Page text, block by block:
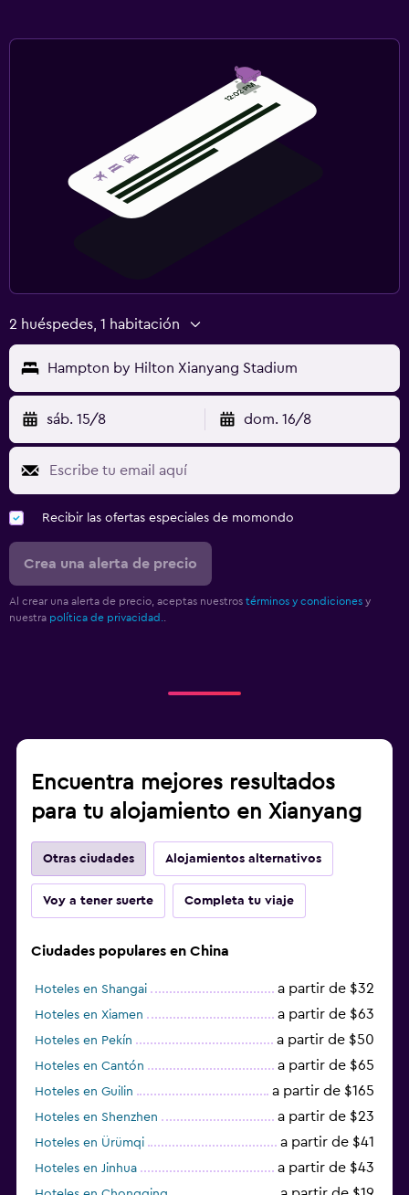
2 huéspedes, 1 habitación
Hampton by Hilton Xianyang Stadium
sáb. 15/8 dom. 16/8
Recibir las ofertas especiales de momondo
Crea una alerta de precio
Al crear una alerta de precio, aceptas nuestros términos y condiciones y
nuestra política de privacidad.
Encuentra mejores resultados
para tu alojamiento en Xianyang
Otras ciudades Alojamientos alternativos
Voy a tener suerte Completa tu viaje
Ciudades populares en China
Hoteles en Shangai a partir de $32
Hoteles en Xiamen a partir de $63
Hoteles en Pekín a partir de $50
Hoteles en Cantón a partir de $65
Hoteles en Guilin a partir de $165
Hoteles en Shenzhen a partir de $23
Hoteles en Ürümqi a partir de $41
Hoteles en Jinhua a partir de $43